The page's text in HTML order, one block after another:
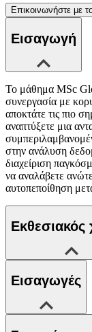
Επικοινωνήστε με
Εισαγωγή
Το μάθημα MSc
συνεργασία με
αποκτάτε τις πιο
αναπτύξετε μια
στην ανάλυση
διαχείριση
να αναλάβετε
αυτοπεποίθηση
Εισαγωγές